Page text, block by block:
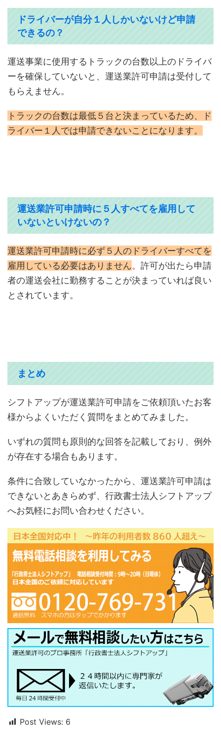
ドライバーが自分１人しかいないけど申請
できるの？
運送事業に使用するトラックの台数以上のドライバ
ーを確保していないと、運送業許可申請は受付して
もらえません。
トラックの台数は最低５台と決まっているため、ド
ライバー１人では申請できないことになります。
運送業許可申請時に５人すべてを雇用して
いないといけないの？
運送業許可申請時に必ず５人のドライバーすべてを
雇用している必要はありません。 許可が出たら申請
者の運送会社に勤務することが決まっていれば良い
とされています。
まとめ
シフトアップが運送業許可申請をご依頼頂いたお客
様からよくいただく質問をまとめてみました。
いずれの質問も原則的な回答を記載しており、例外
が存在する場合もあります。
条件に合致していなかったから、運送業許可申請は
できないとあきらめず、行政書士法人シフトアップ
へお気軽にお問い合わせください。
Post Views: 6